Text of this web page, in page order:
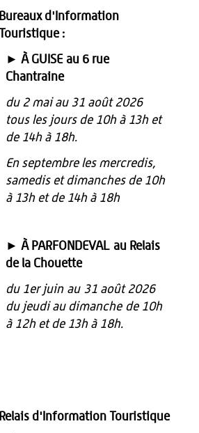
Bureaux d'Information
Touristique :
► À GUISE au 6 rue
Chantraine
du 2 mai au 31 août 2026
tous les jours de 10h à 13h et
de 14h à 18h.
En septembre les mercredis,
samedis et dimanches de 10h
à 13h et de 14h à 18h
► À PARFONDEVAL au Relais
de la Chouette
du 1er juinau31 août 2026
du jeudi au dimanche de 10h
à 12h et de 13h à 18h.
Relais d'Information Touristique